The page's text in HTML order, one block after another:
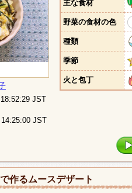
JST
JST
主な食材
野菜の食材の色
種類
季節
火と包丁
作るムースデザート